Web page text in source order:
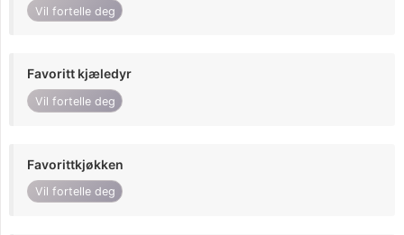
Vil fortelle deg
Favoritt kjæledyr
Vil fortelle deg
Favorittkjøkken
Vil fortelle deg